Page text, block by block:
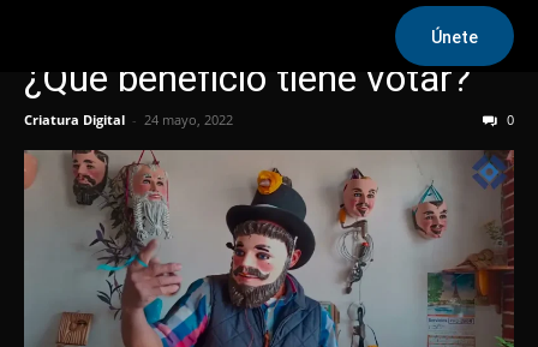
Únete
¿Qué beneficio tiene votar?
Criatura Digital - 24 mayo, 2022 0